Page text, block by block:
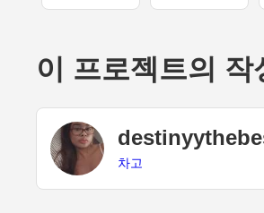
이 프로젝트의 작
차고